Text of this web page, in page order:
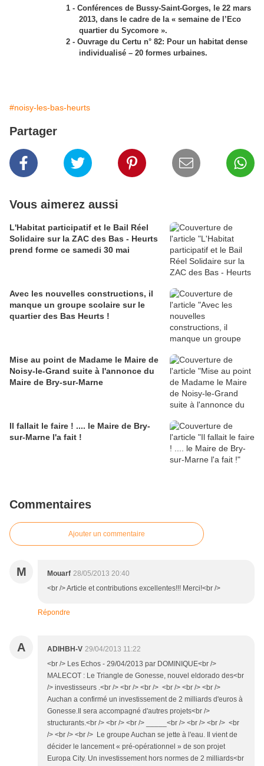
1 - Conférences de Bussy-Saint-Gorges, le 22 mars
2013, dans le cadre de la « semaine de l’Eco
quartier du Sycomore ».
2 - Ouvrage du Certu n° 82: Pour un habitat dense
individualisé – 20 formes urbaines.
#noisy-les-bas-heurts
Partager
Vous aimerez aussi
L'Habitat participatif et le Bail Réel
Solidaire sur la ZAC des Bas - Heurts
prend forme ce samedi 30 mai
Avec les nouvelles constructions, il
manque un groupe scolaire sur le
quartier des Bas Heurts !
Mise au point de Madame le Maire de
Noisy-le-Grand suite à l'annonce du
Maire de Bry-sur-Marne
Il fallait le faire ! .... le Maire de Bry-
sur-Marne l'a fait !
Commentaires
Ajouter un commentaire
M Mouarf 28/05/2013 20:40
<br /> Article et contributions excellentes!!! Merci!<br />
Répondre
A ADIHBH-V 29/04/2013 11:22
<br /> Les Echos - 29/04/2013 par DOMINIQUE<br />
MALECOT : Le Triangle de Gonesse, nouvel eldorado des<br
/> investisseurs .<br /> <br /> <br /> <br /> <br /> <br />
Auchan a confirmé un investissement de 2 milliards d'euros à
Gonesse.Il sera accompagné d'autres projets<br />
structurants.<br /> <br /> <br /> _____<br /> <br /> <br /> <br
/> <br /> <br /> Le groupe Auchan se jette à l'eau. Il vient de
décider le lancement « pré-opérationnel » de son projet
Europa City. Un investissement hors normes de 2 milliards<br